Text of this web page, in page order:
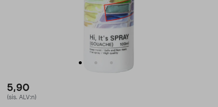
5,90
(sis. ALV:n)